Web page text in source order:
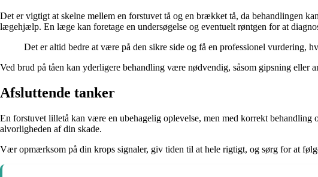
Det er vigtigt at skelne mellem en forstuvet tå og en brækket tå, da behandlingen
lægehjælp. En læge kan foretage en undersøgelse og eventuelt røntgen for at
Det er altid bedre at være på den sikre side og få en professionel vurdering,
Ved brud på tåen kan yderligere behandling være nødvendig, såsom gipsning
Afsluttende tanker
En forstuvet lilletå kan være en ubehagelig oplevelse, men med korrekt
alvorligheden af din skade.
Vær opmærksom på din krops signaler, giv tiden til at hele rigtigt, og sørg for at